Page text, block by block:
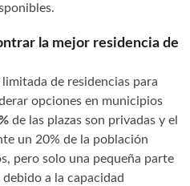
la mejor residencia de
de residencias para
opciones en municipios
de las plazas son privadas y el
un 20% de la población
pero solo una pequeña parte
a la capacidad